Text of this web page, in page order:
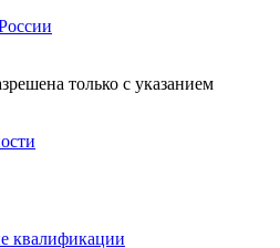
только с указанием
квалификации